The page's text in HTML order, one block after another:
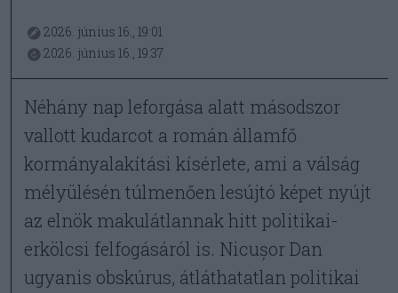
2026. június 16., 19:01
2026. június 16., 19:37
Néhány nap leforgása alatt másodszor
vallott kudarcot a román államfő
kormányalakítási kísérlete, ami a válság
mélyülésén túlmenően lesújtó képet nyújt
az elnök makulátlannak hitt politikai-
erkölcsi felfogásáról is. Nicușor Dan
ugyanis obskúrus, átláthatatlan politikai